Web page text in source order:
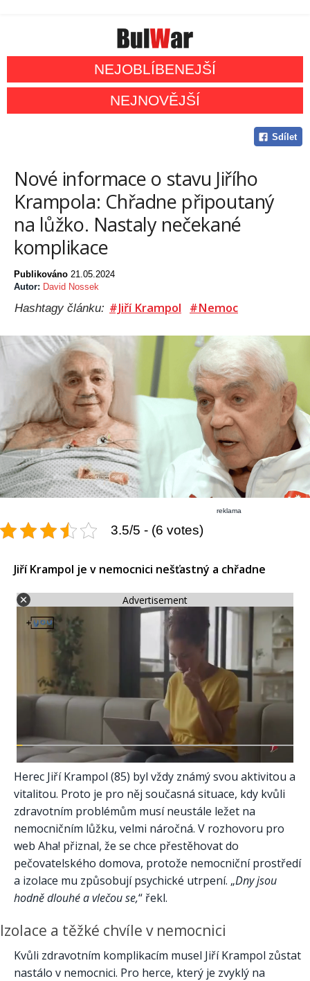
NEJOBLÍBENEJŠÍ
NEJNOVĚJŠÍ
Sdílet
Nové informace o stavu Jiřího
Krampola: Chřadne připoutaný
na lůžko. Nastaly nečekané
komplikace
Publikováno 21.05.2024
Autor: David Nossek
Hashtagy článku: #Jiří Krampol #Nemoc
reklama
3.5/5 - (6 votes)
Jiří Krampol je v nemocnici nešťastný a chřadne
Advertisement
Herec Jiří Krampol (85) byl vždy známý svou aktivitou a
vitalitou. Proto je pro něj současná situace, kdy kvůli
zdravotním problémům musí neustále ležet na
nemocničním lůžku, velmi náročná. V rozhovoru pro
web Aha! přiznal, že se chce přestěhovat do
pečovatelského domova, protože nemocniční prostředí
a izolace mu způsobují psychické utrpení. „Dny jsou
hodně dlouhé a vlečou se,“ řekl.
Izolace a těžké chvíle v nemocnici
Kvůli zdravotním komplikacím musel Jiří Krampol zůstat
nastálo v nemocnici. Pro herce, který je zvyklý na